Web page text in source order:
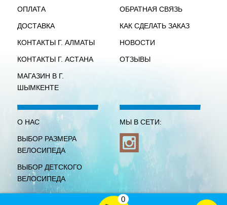
ОПЛАТА
ДОСТАВКА
КОНТАКТЫ Г. АЛМАТЫ
КОНТАКТЫ Г. АСТАНА
МАГАЗИН В Г.
ШЫМКЕНТЕ
ОБРАТНАЯ СВЯЗЬ
КАК СДЕЛАТЬ ЗАКАЗ
НОВОСТИ
ОТЗЫВЫ
О НАС
ВЫБОР РАЗМЕРА
ВЕЛОСИПЕДА
ВЫБОР ДЕТСКОГО
ВЕЛОСИПЕДА
МЫ В СЕТИ:
0